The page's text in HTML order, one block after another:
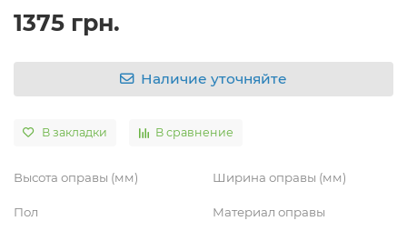
1375 грн.
Наличие уточняйте
В закладки В сравнение
Высота оправы (мм) Ширина оправы (мм)
Пол Материал оправы